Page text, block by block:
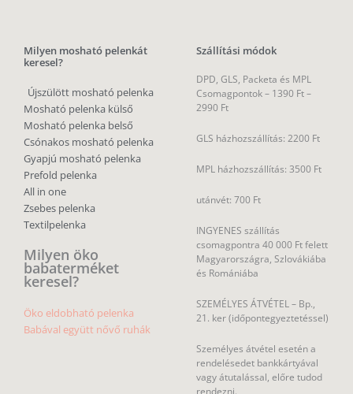
Milyen mosható pelenkát
keresel?
Újszülött mosható pelenka
Mosható pelenka külső
Mosható pelenka belső
Csónakos mosható pelenka
Gyapjú mosható pelenka
Prefold pelenka
All in one
Zsebes pelenka
Textilpelenka
Milyen öko
babaterméket
keresel?
Öko eldobható pelenka
Babával együtt nővő ruhák
Szállítási módok
DPD, GLS, Packeta és MPL
Csomagpontok – 1390 Ft –
2990 Ft
GLS házhozszállítás: 2200 Ft
MPL házhozszállítás: 3500 Ft
utánvét: 700 Ft
INGYENES szállítás
csomagpontra 40 000 Ft felett
Magyarországra, Szlovákiába
és Romániába
SZEMÉLYES ÁTVÉTEL – Bp.,
21. ker (időpontegyeztetéssel)
Személyes átvétel esetén a
rendelésedet bankkártyával
vagy átutalással, előre tudod